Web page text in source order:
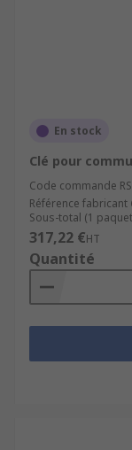
En stock
Clé pour
Code commande RS
Référence fabricant
Sous-total (1
317,22 €HT
Quantité